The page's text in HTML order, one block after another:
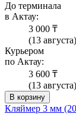
До терминала
в Актау:
3 000 ₸
(13 августа)
Курьером
по Актау:
3 600 ₸
(13 августа)
В корзину
Кляймер 3 мм